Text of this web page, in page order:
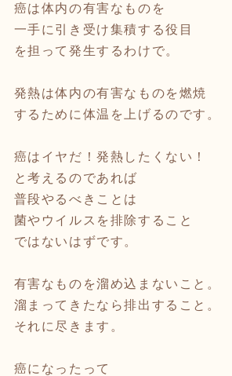
癌は体内の有害なものを
一手に引き受け集積する役目
を担って発生するわけで。
発熱は体内の有害なものを燃焼
するために体温を上げるのです。
癌はイヤだ！発熱したくない！
と考えるのであれば
普段やるべきことは
菌やウイルスを排除すること
ではないはずです。
有害なものを溜め込まないこと。
溜まってきたなら排出すること。
それに尽きます。
癌になったって